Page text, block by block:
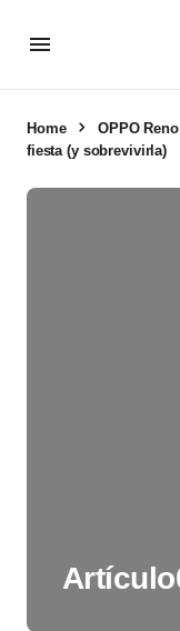
Home
OPPO
fiesta (y sobrevivirla)